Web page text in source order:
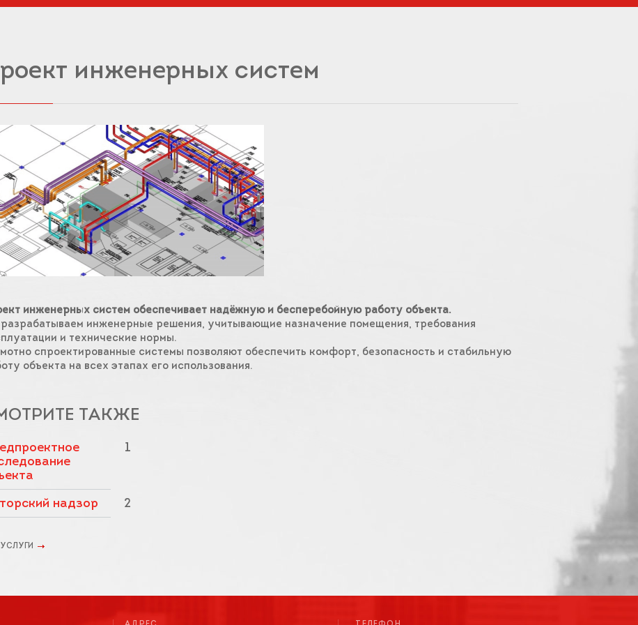
инженерных систем
инженерных систем обеспечивает надёжную и бесперебойную работу объекта.
инженерные решения, учитывающие назначение помещения, требования
и технические нормы.
спроектированные системы позволяют обеспечить комфорт, безопасность и стабильную
объекта на всех этапах его использования.
ТАКЖЕ
1
2
надзор